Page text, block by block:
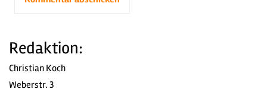
Redaktion:
Christian Koch
Weberstr. 3